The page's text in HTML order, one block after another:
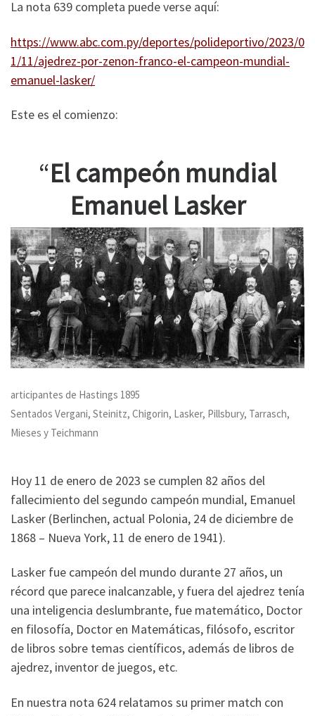
La nota 639 completa puede verse aquí:
https://www.abc.com.py/deportes/polideportivo/2023/0
1/11/ajedrez-por-zenon-franco-el-campeon-mundial-
emanuel-lasker/
Este es el comienzo:
“El campeón mundial
Emanuel Lasker
articipantes de Hastings 1895
Sentados Vergani, Steinitz, Chigorin, Lasker, Pillsbury, Tarrasch,
Mieses y Teichmann
Hoy 11 de enero de 2023 se cumplen 82 años del
fallecimiento del segundo campeón mundial, Emanuel
Lasker (Berlinchen, actual Polonia, 24 de diciembre de
1868 – Nueva York, 11 de enero de 1941).
Lasker fue campeón del mundo durante 27 años, un
récord que parece inalcanzable, y fuera del ajedrez tenía
una inteligencia deslumbrante, fue matemático, Doctor
en filosofía, Doctor en Matemáticas, filósofo, escritor
de libros sobre temas científicos, además de libros de
ajedrez, inventor de juegos, etc.
En nuestra nota 624 relatamos su primer match con